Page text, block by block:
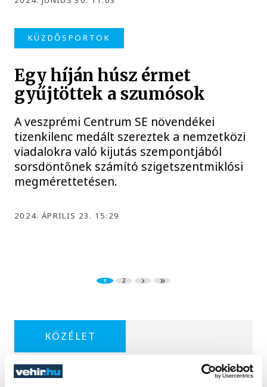
KÜZDŐSPORTOK
Egy híján húsz érmet
gyűjtöttek a szumósok
A veszprémi Centrum SE növendékei
tizenkilenc medált szereztek a nemzetközi
viadalokra való kijutás szempontjából
sorsdöntőnek számító szigetszentmiklósi
megmérettetésen.
2024. ÁPRILIS 23. 15:29
1 2
KÖZÉLET